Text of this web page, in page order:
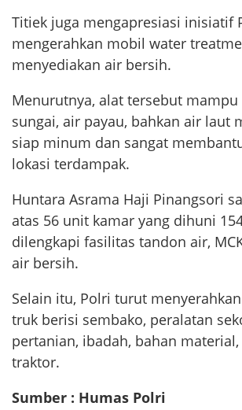
Titiek juga mengapresiasi inisiatif
mengerahkan mobil water
menyediakan air bersih.
Menurutnya, alat tersebut
sungai, air payau, bahkan air laut
siap minum dan sangat
lokasi terdampak.
Huntara Asrama Haji Pinangsori
atas 56 unit kamar yang dihuni
dilengkapi fasilitas tandon air,
air bersih.
Selain itu, Polri turut
truk berisi sembako, peralatan
pertanian, ibadah, bahan
traktor.
Sumber : Humas Polri